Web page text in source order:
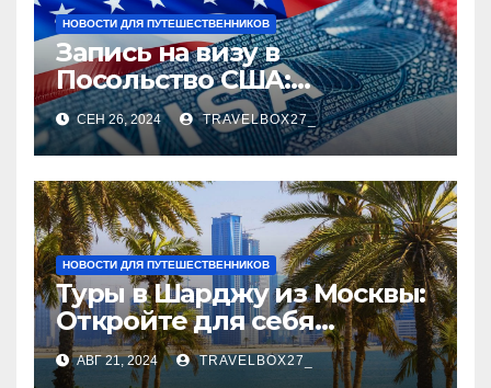
НОВОСТИ ДЛЯ ПУТЕШЕСТВЕННИКОВ
Запись на визу в
Посольство США:
Пошаговое руководство
СЕН 26, 2024 TRAVELBOX27_
НОВОСТИ ДЛЯ ПУТЕШЕСТВЕННИКОВ
Туры в Шарджу из Москвы:
Откройте для себя
культурное сердце ОАЭ
АВГ 21, 2024 TRAVELBOX27_